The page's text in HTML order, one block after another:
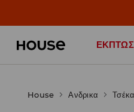
House Ανδρικα